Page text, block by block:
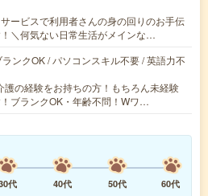
ービスで利用者さんの身の回りのお手伝
＼何気ない日常生活がメインな…
ンクOK / パソコンスキル不要 / 英語力不
護の経験をお持ちの方！もちろん未経験
ブランクOK・年齢不問！Wワ…
代 40代 50代
60代